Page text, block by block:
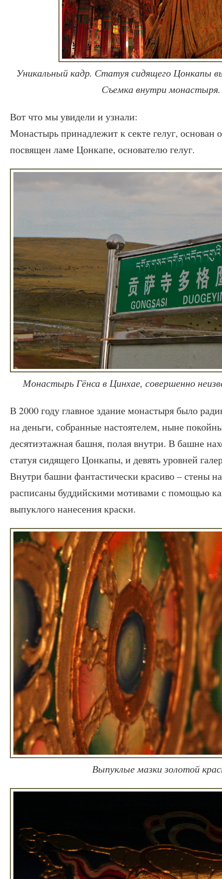
Уникальный кадр. Статуя сидящего Цонкапы
Съемка внутри монастыря.
Вот что мы увидели и узнали:
Монастырь принадлежит к секте гелуг, основан
посвящен ламе Цонкапе, основателю гелуг.
Монастырь Гёнса в Цинхае, совершенно
В 2000 году главное здание монастыря было
на деньги, собранные настоятелем, ныне
десятиэтажная башня, полая внутри. В башне
статуя сидящего Цонкапы, и девять уровней
Внутри башни фантастически красиво – стены
расписаны буддийскими мотивами с помощью
выпуклого нанесения краски.
Выпуклые мазки золотой